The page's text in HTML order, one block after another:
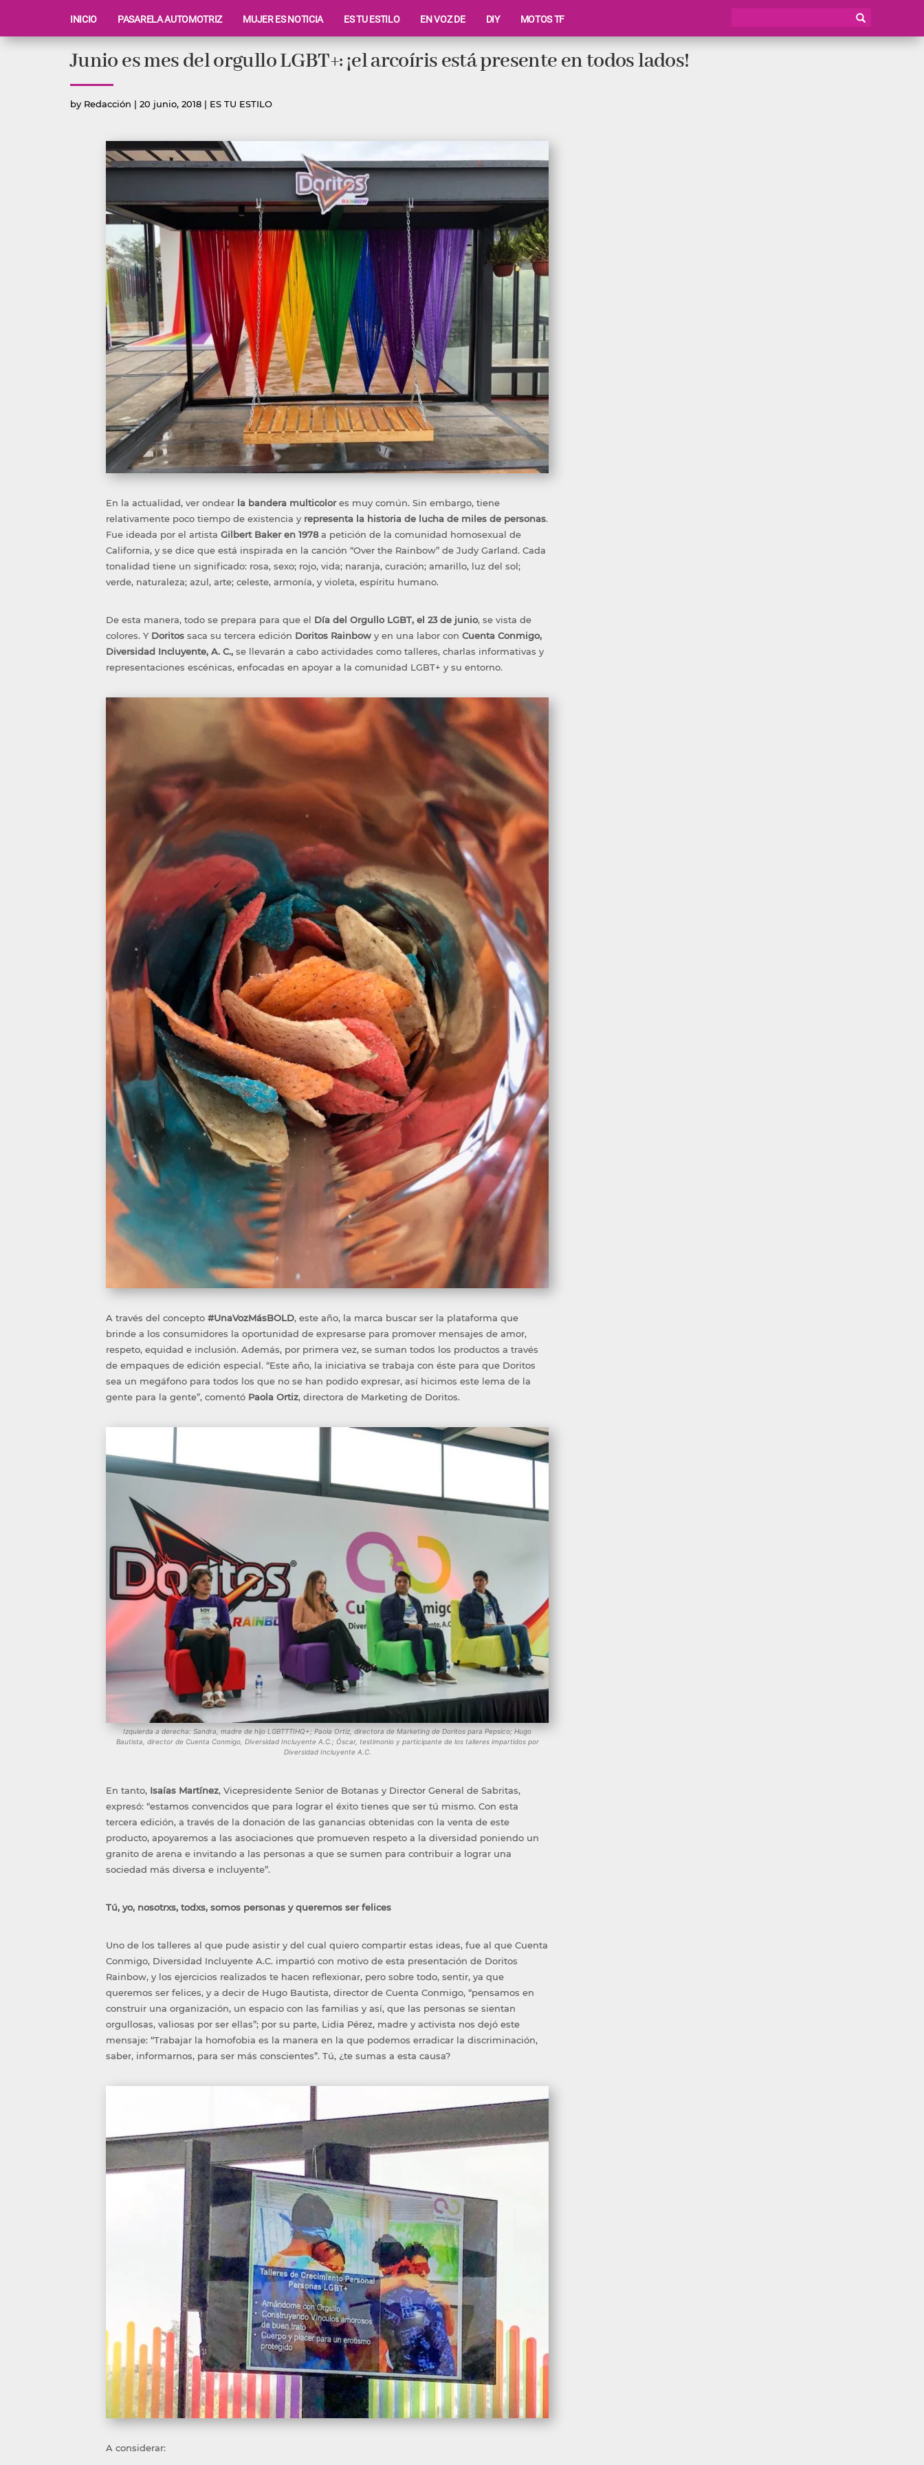
INICIO PASARELA AUTOMOTRIZ MUJER ES NOTICIA ES TU ESTILO EN VOZ DE DIY MOTOS TF
Junio es mes del orgullo LGBT+: ¡el arcoíris está presente en todos lados!
by Publicado
Redacción | 20 junio, 2018 | Publicada
ES TU ESTILO
En la actualidad, ver ondear la bandera multicolores muy común. Sin embargo, tiene
relativamente poco tiempo de existencia y representa la historia de lucha de miles de personas.
Fue ideada por el artistaGilbert Baker en 1978a petición de la comunidad homosexual de
California, y se dice que está inspirada en la canción “Over the Rainbow” de Judy Garland. Cada
tonalidad tiene un significado: rosa, sexo; rojo, vida; naranja, curación; amarillo, luz del sol;
verde, naturaleza; azul, arte; celeste, armonía, y violeta, espíritu humano.
De esta manera, todo se prepara para que el Día del Orgullo LGBT, el 23 de junio, se vista de
colores. Y Doritos saca su tercera edición Doritos Rainbow y en una labor conCuenta Conmigo,
Diversidad Incluyente, A. C.,se llevarán a cabo actividades como talleres, charlas informativas y
representaciones escénicas, enfocadas en apoyar a la comunidad LGBT+ y su entorno.
A través del concepto#UnaVozMásBOLD, este año, la marca buscar ser la plataforma que
brinde a los consumidores la oportunidad de expresarse para promover mensajes de amor,
respeto, equidad e inclusión. Además, por primera vez, se suman todos los productos a través
de empaques de edición especial. “Este año, la iniciativa se trabaja con éste para que Doritos
sea un megáfono para todos los que no se han podido expresar, así hicimos este lema de la
gente para la gente”, comentó Paola Ortiz, directora de Marketing de Doritos.
Izquierda a derecha: Sandra, madre de hijo LGBTTTIHQ+; Paola Ortiz, directora de Marketing de Doritos para Pepsico; Hugo
Bautista, director de Cuenta Conmigo, Diversidad Incluyente A.C.; Óscar, testimonio y participante de los talleres impartidos por
Diversidad Incluyente A.C.
En tanto, Isaías Martínez, Vicepresidente Senior de Botanas y Director General de Sabritas,
expresó: “estamos convencidos que para lograr el éxito tienes que ser tú mismo. Con esta
tercera edición, a través de la donación de las ganancias obtenidas con la venta de este
producto, apoyaremos a las asociaciones que promueven respeto a la diversidad poniendo un
granito de arena e invitando a las personas a que se sumen para contribuir a lograr una
sociedad más diversa e incluyente”.
Tú, yo, nosotrxs, todxs, somos personas y queremos ser felices
Uno de los talleres al que pude asistir y del cual quiero compartir estas ideas, fue al que Cuenta
Conmigo, Diversidad Incluyente A.C. impartió con motivo de esta presentación de Doritos
Rainbow, y los ejercicios realizados te hacen reflexionar, pero sobre todo, sentir, ya que
queremos ser felices, y a decir de Hugo Bautista, director de Cuenta Conmigo, “pensamos en
construir una organización, un espacio con las familias y así, que las personas se sientan
orgullosas, valiosas por ser ellas”; por su parte, Lidia Pérez, madre y activista nos dejó este
mensaje: “Trabajar la homofobia es la manera en la que podemos erradicar la discriminación,
saber, informarnos, para ser más conscientes”. Tú, ¿te sumas a esta causa?
A considerar: